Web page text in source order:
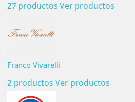
27 productos Ver productos
Franco Vivarelli
2 productos Ver productos